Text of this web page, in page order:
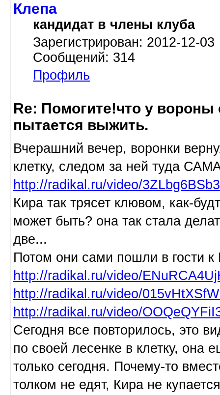
Клепа
кандидат в члены клуба
Зарегистрирован: 2012-12-03
Сообщений: 314
Профиль
Re: Помогите!что у
пытается выжить.
Вчерашний вечер, воронки
клетку, следом за ней туда
http://radikal.ru/video/
Кира так трясет клювом, как-
может быть? она так стала
две...
Потом они сами пошли в гости к
http://radikal.ru/video/
http://radikal.ru/video/
http://radikal.ru/video/
Сегодня все повторилось, это
по своей лесенке в клетку, она
только сегодня. Почему-то
толком не едят, Кира не